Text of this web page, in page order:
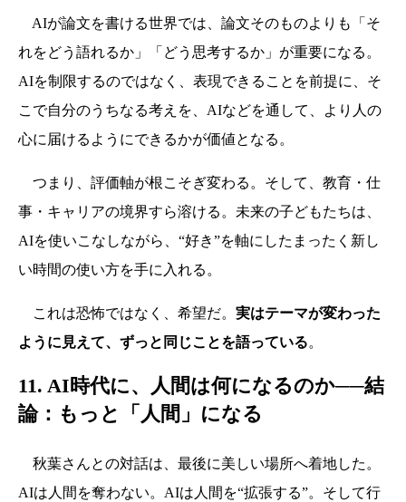
AIが論文を書ける世界では、論文そのものよりも「そ
れをどう語れるか」「どう思考するか」が重要になる。
AIを制限するのではなく、表現できることを前提に、そ
こで自分のうちなる考えを、AIなどを通して、より人の
心に届けるようにできるかが価値となる。
つまり、評価軸が根こそぎ変わる。そして、教育・仕
事・キャリアの境界すら溶ける。未来の子どもたちは、
AIを使いこなしながら、“好き”を軸にしたまったく新し
い時間の使い方を手に入れる。
これは恐怖ではなく、希望だ。 実はテーマが変わった
ように見えて、ずっと同じことを語っている。
11. AI時代に、人間は何になるのか──結
論：もっと「人間」になる
秋葉さんとの対話は、最後に美しい場所へ着地した。
AIは人間を奪わない。AIは人間を“拡張する”。そして行